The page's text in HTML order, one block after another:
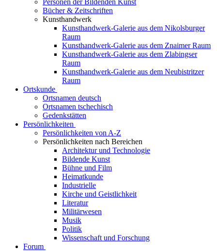
Personen der Bildenden Kunst
Bücher & Zeitschriften
Kunsthandwerk
Kunsthandwerk-Galerie aus dem Nikolsburger
Raum
Kunsthandwerk-Galerie aus dem Znaimer Raum
Kunsthandwerk-Galerie aus dem Zlabingser
Raum
Kunsthandwerk-Galerie aus dem Neubistritzer
Raum
Ortskunde
Ortsnamen deutsch
Ortsnamen tschechisch
Gedenkstätten
Persönlichkeiten
Persönlichkeiten von A-Z
Persönlichkeiten nach Bereichen
Architektur und Technologie
Bildende Kunst
Bühne und Film
Heimatkunde
Industrielle
Kirche und Geistlichkeit
Literatur
Militärwesen
Musik
Politik
Wissenschaft und Forschung
Forum